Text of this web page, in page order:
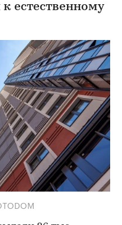
естественному